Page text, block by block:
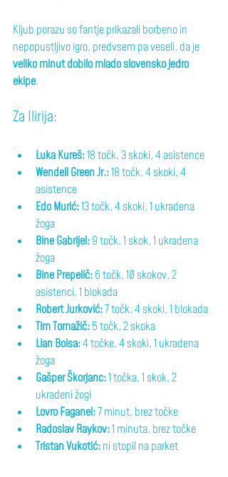
Kljub porazu so fantje prikazali borbeno in
nepopustljivo igro, predvsem pa veseli, da je
veliko minut dobilo mlado slovensko jedro
ekipe.
Za Ilirija:
Luka Kureš: 18 točk, 3 skoki, 4 asistence
Wendell Green Jr.: 18 točk, 4 skoki, 4
asistence
Edo Murić: 13 točk, 4 skoki, 1 ukradena
žoga
Bine Gabrijel: 9 točk, 1 skok, 1 ukradena
žoga
Bine Prepelič: 6 točk, 10 skokov, 2
asistenci, 1 blokada
Robert Jurković: 7 točk, 4 skoki, 1 blokada
Tim Tomažič: 5 točk, 2 skoka
Lian Boisa: 4 točke, 4 skoki, 1 ukradena
žoga
Gašper Škorjanc: 1 točka, 1 skok, 2
ukradeni žogi
Lovro Faganel: 7 minut, brez točke
Radoslav Raykov: 1 minuta, brez točke
Tristan Vukotić: ni stopil na parket